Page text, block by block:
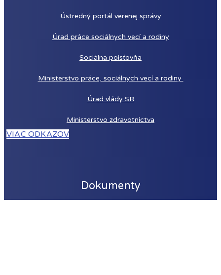
Ústredný portál verenej správy
Úrad práce sociálnych vecí a rodiny
Sociálna poisťovňa
Ministerstvo práce, sociálnych vecí a rodiny
Úrad vlády SR
Ministerstvo zdravotníctva
VIAC ODKAZOV
Dokumenty